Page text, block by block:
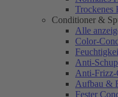
Trockenes
Conditioner &
Alle
Color-
Anti-
Anti-Frizz-
Aufbau &
Fester